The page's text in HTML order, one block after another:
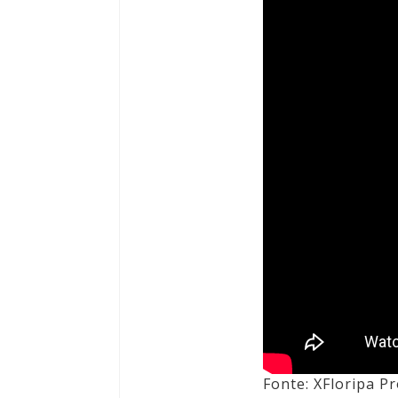
Fonte: XFloripa